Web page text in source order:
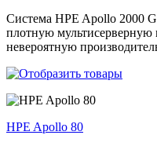
Система HPE Apollo 2000
плотную мультисерверную
невероятную
HPE Apollo 80